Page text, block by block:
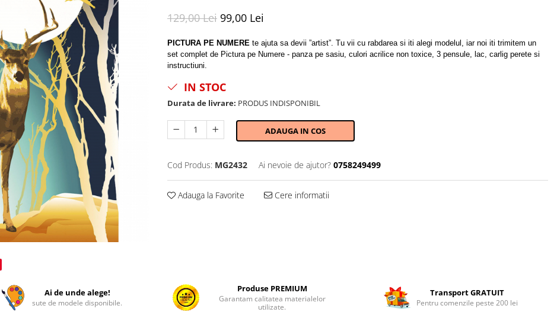
129,00 Lei 99,00 Lei
PICTURA PE NUMERE te ajuta sa devii ”artist”. Tu vii cu rabdarea si iti alegi modelul, iar noi iti trimitem un
set complet de Pictura pe Numere - panza pe sasiu, culori acrilice non toxice, 3 pensule, lac, carlig perete si
instructiuni.
IN STOC
Durata de livrare: PRODUS INDISPONIBIL
ADAUGA IN COS
Cod Produs: MG2432 Ai nevoie de ajutor? 0758249499
Adauga la Favorite Cere informatii
Ai de unde alege!
sute de modele disponibile.
Produse PREMIUM
Garantam calitatea materialelor
utilizate.
Transport GRATUIT
Pentru comenzile peste 200 lei